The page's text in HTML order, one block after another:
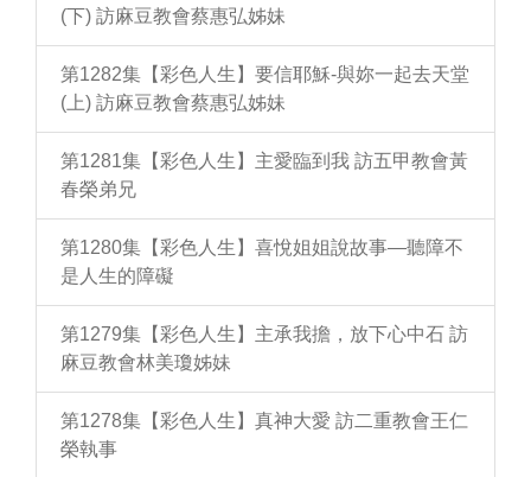
(下) 訪麻豆教會蔡惠弘姊妹
第1282集【彩色人生】要信耶穌-與妳一起去天堂
(上) 訪麻豆教會蔡惠弘姊妹
第1281集【彩色人生】主愛臨到我 訪五甲教會黃
春榮弟兄
第1280集【彩色人生】喜悅姐姐說故事—聽障不
是人生的障礙
第1279集【彩色人生】主承我擔，放下心中石 訪
麻豆教會林美瓊姊妹
第1278集【彩色人生】真神大愛 訪二重教會王仁
榮執事